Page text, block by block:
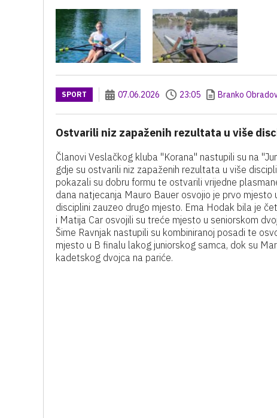
SPORT 07.06.2026 23:05 Branko
Ostvarili niz zapaženih rezultata u više
Članovi Veslačkog kluba "Korana" nastupili su na
gdje su ostvarili niz zapaženih rezultata u više
pokazali su dobru formu te ostvarili vrijedne
dana natjecanja Mauro Bauer osvojio je prvo
disciplini zauzeo drugo mjesto. Ema Hodak bila je
i Matija Car osvojili su treće mjesto u seniorskom
Šime Ravnjak nastupili su kombiniranoj posadi te
mjesto u B finalu lakog juniorskog samca, dok su
kadetskog dvojca na pariće.